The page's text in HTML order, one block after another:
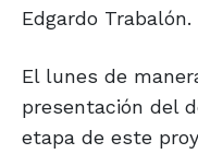
Edgardo Trabalón.
El lunes de
presentación del
etapa de este